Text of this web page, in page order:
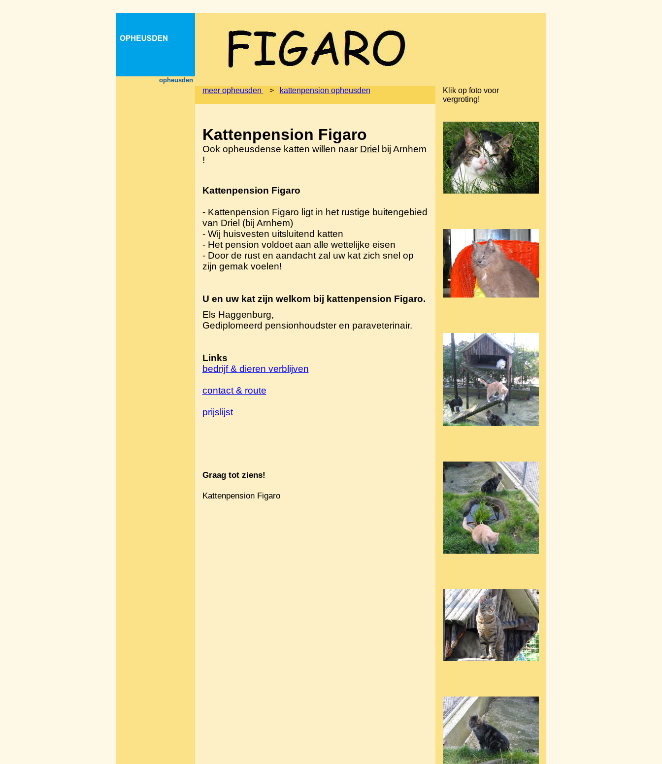
opheusden
meer opheusden > kattenpension opheusden
Klik op foto voor
vergroting!
Kattenpension Figaro
Ook opheusdense katten willen naar Driel
bij Arnhem
!
Kattenpension Figaro
- Kattenpension Figaro ligt in het rustige buitengebied
van Driel (bij Arnhem)
- Wij huisvesten uitsluitend katten
- Het pension voldoet aan alle wettelijke eisen
- Door de rust en aandacht zal uw kat zich snel op
zijn gemak voelen!
U en uw kat zijn welkom bij kattenpension Figaro.
Els Haggenburg,
Gediplomeerd pensionhoudster en paraveterinair.
Links
bedrijf & dieren verblijven
contact & route
prijslijst
Graag tot ziens!
Kattenpension Figaro